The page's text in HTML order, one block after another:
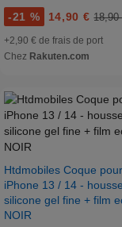
-21 % 14,90 € 18,90
+2,90 € de frais de port
Chez Rakuten.com
Htdmobiles Coque
iPhone 13 / 14 -
silicone gel fine + film
NOIR